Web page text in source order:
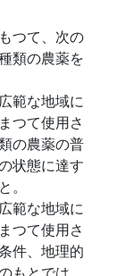
つて、次の
類の農薬を
範な地域に
つて使用さ
の農薬の普
状態に達す
。
範な地域に
つて使用さ
件、地理的